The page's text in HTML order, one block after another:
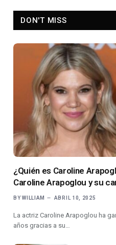
DON'T MISS
¿Quién es Caroline
Caroline Arapoglou y su
BY WILLIAM ABRIL 10, 2025
La actriz Caroline Arapoglou ha
años gracias a su…